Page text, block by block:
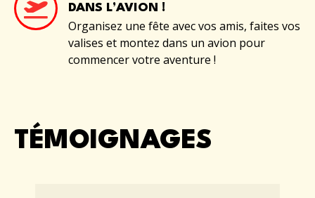
DANS L’AVION !
Organisez une fête avec vos amis, faites vos
valises et montez dans un avion pour
commencer votre aventure !
TÉMOIGNAGES